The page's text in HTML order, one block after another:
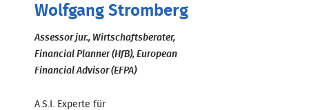
Wolfgang Stromberg
Assessor jur., Wirtschaftsberater,
Financial Planner (HfB), European
Financial Advisor (EFPA)
A.S.I. Experte für